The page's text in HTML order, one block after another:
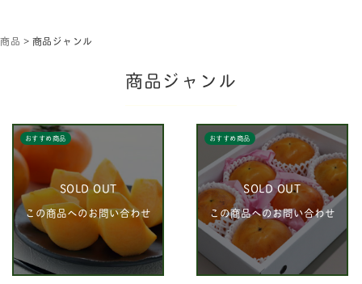
商品 > 商品ジャンル
商品ジャンル
おすすめ商品
SOLD OUT
この商品へのお問い合わせ
おすすめ商品
SOLD OUT
この商品へのお問い合わせ